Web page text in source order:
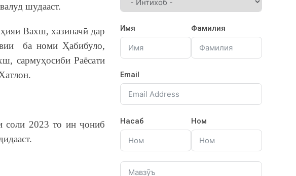
шудааст.
Вахш, хазиначӣ дар
ба номи Ҳабибуло,
сармуҳосиби Раёсати
соли 2023 то ин ҷониб
Имя Фамилия
Email
Насаб Ном